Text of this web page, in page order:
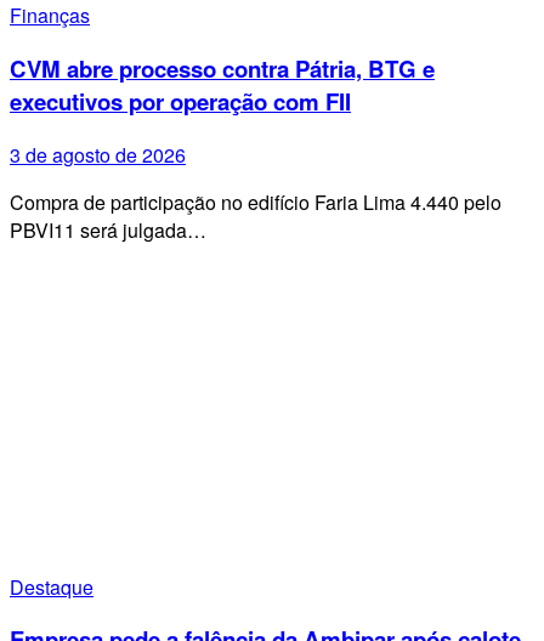
Finanças
CVM abre processo contra Pátria, BTG e
executivos por operação com FII
3 de agosto de 2026
Compra de participação no edifício Faria Lima 4.440 pelo
PBVI11 será julgada…
Destaque